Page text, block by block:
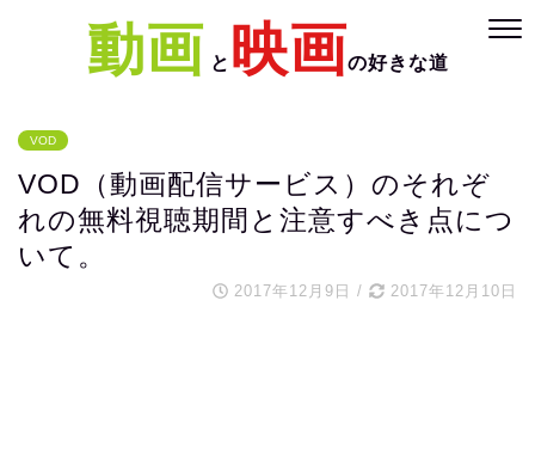
動画 と 映画の好きな道
VOD
VOD（動画配信サービス）のそれぞ
れの無料視聴期間と注意すべき点につ
いて。
2017年12月9日 / 2017年12月10日